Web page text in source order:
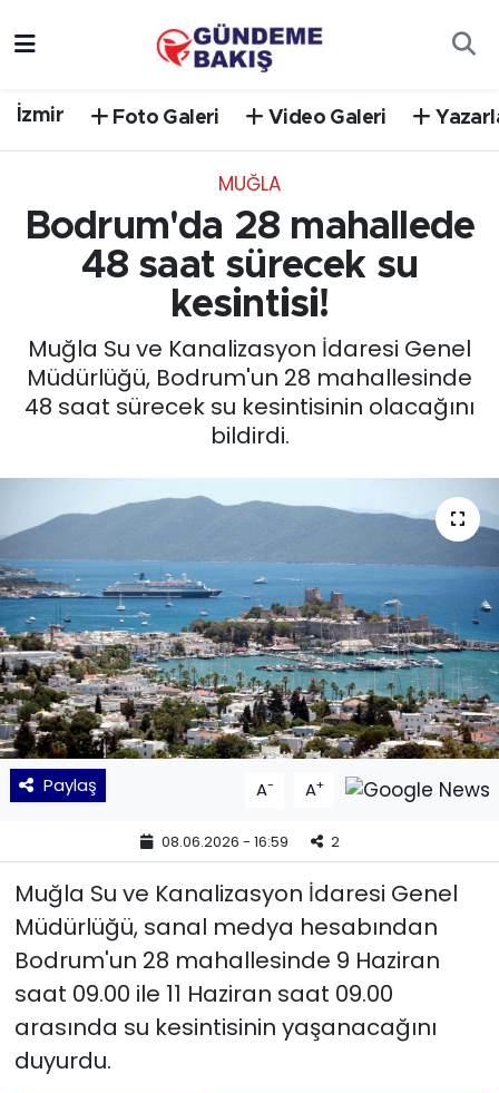
İzmir Foto Galeri Video Galeri
MUĞLA
Bodrum'da 28 mahallede
48 saat sürecek su
kesintisi!
Muğla Su ve Kanalizasyon İdaresi Genel
Müdürlüğü, Bodrum'un 28 mahallesinde
48 saat sürecek su kesintisinin olacağını
bildirdi.
Paylaş A- A+
08.06.2026 - 16:59 2
Muğla Su ve Kanalizasyon İdaresi Genel
Müdürlüğü, sanal medya hesabından
Bodrum'un 28 mahallesinde 9 Haziran
saat 09.00 ile 11 Haziran saat 09.00
arasında su kesintisinin yaşanacağını
duyurdu.
EGE
EKONOMİ
GÜNCEL
MAGAZİN
POLİTİKA
SAĞLIK
Siyaset
TEKNOLOJİ
Yaşam
YEREL POLİTİKA
YEREL YÖNETİMLER
Süper Lig Puan Durumu ve Fikstür
Tüm Manşetler
Son Dakika Haberleri